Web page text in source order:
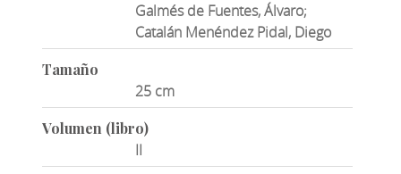
Galmés de Fuentes, Álvaro;
Catalán Menéndez Pidal, Diego
Tamaño
25 cm
Volumen (libro)
II